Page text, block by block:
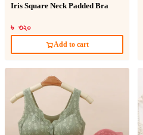
Iris Square Neck Padded Bra
৳ ৩২০
Add to cart